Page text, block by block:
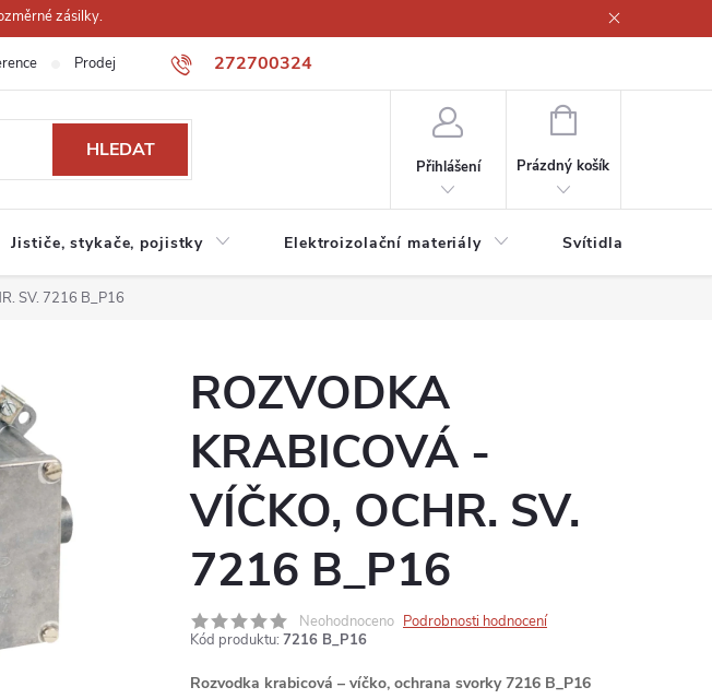
zásilky.
272700324
Prodejna Obchodní podmínky
HLEDAT
Přihlášení
NÁKUPNÍ
Prázdný košík
Jističe, stykače, pojistky Elektroizolační materiály Svítidla a zdroje
SV. 7216 B_P16
ROZVODKA
KRABICOVÁ -
VÍČKO, OCHR. SV.
7216 B_P16
Neohodnoceno Podrobnosti hodnocení
Kód produktu: 7216 B_P16
Rozvodka krabicová – víčko, ochrana svorky 7216 B_P16